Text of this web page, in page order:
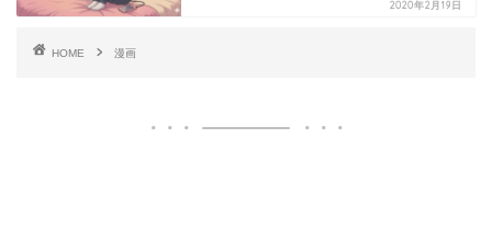
2020年2月19日
HOME 漫画